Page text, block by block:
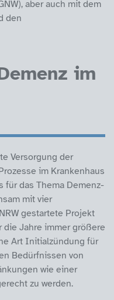
aber auch mit dem
den
im
Versorgung der
im Krankenhaus
für das Thema Demenz-
mit vier
gestartete Projekt
Jahre immer größere
Art Initialzündung für
Bedürfnissen von
wie einer
zu werden.